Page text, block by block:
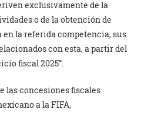
exclusivamente de la
o de la obtención de
la referida competencia, sus
con esta, a partir del
fiscal 2025”.
las concesiones fiscales
a la FIFA,